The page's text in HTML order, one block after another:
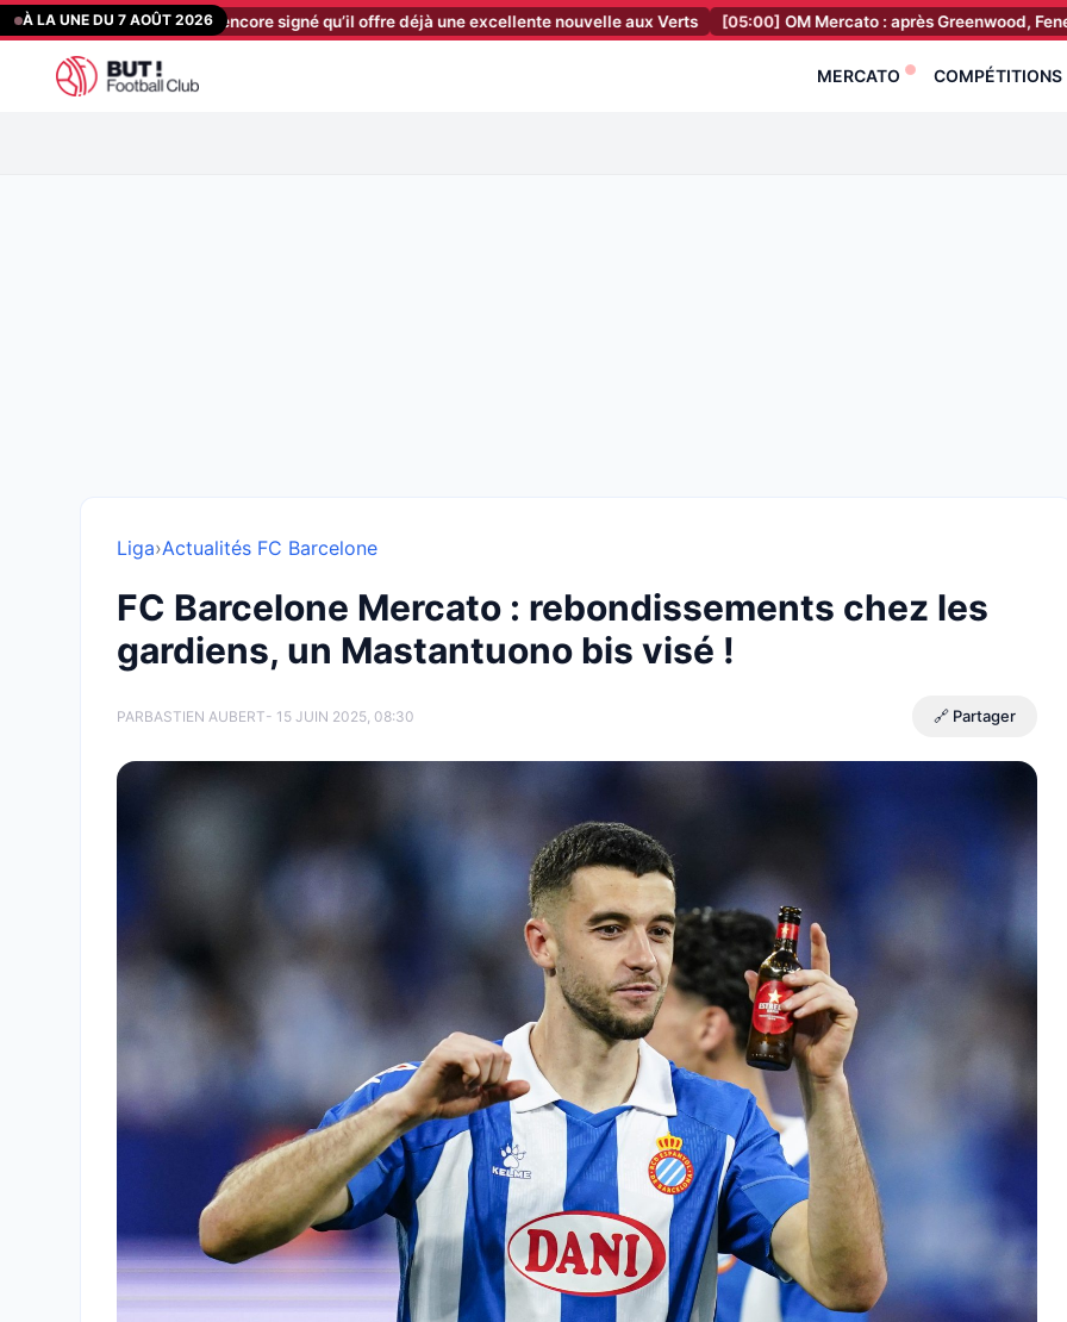
Aller
au
contenu
À LA UNE DU 7 AOÛT 2026
n’a même pas encore signé qu’il offre déjà une excellente nouvelle aux Verts [05:00] OM Mercato : après Greenwood, Fenerbahçe
MERCATO COMPÉTITIONS
Liga›Actualités FC Barcelone
FC Barcelone Mercato : rebondissements chez les
gardiens, un Mastantuono bis visé !
PARBASTIEN AUBERT- 15 JUIN 2025, 08:30 🔗 Partager